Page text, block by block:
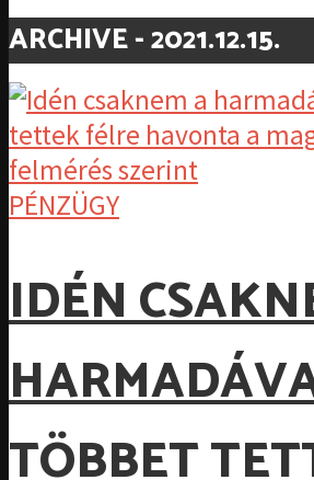
ARCHIVE - 2021.12.15.
PÉNZÜGY
IDÉN
TÖBBET